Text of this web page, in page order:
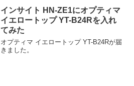
インサイト HN-ZE1にオプティマ
イエロートップ YT-B24Rを入れ
てみた
オプティマ イエロートップ YT-B24Rが届
きました。